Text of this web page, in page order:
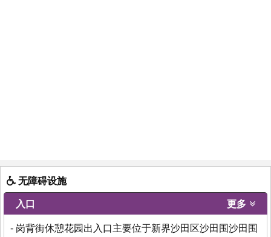
无障碍设施
入口 更多
- 岗背街休憩花园出入口主要位于新界沙田区沙田围沙田围